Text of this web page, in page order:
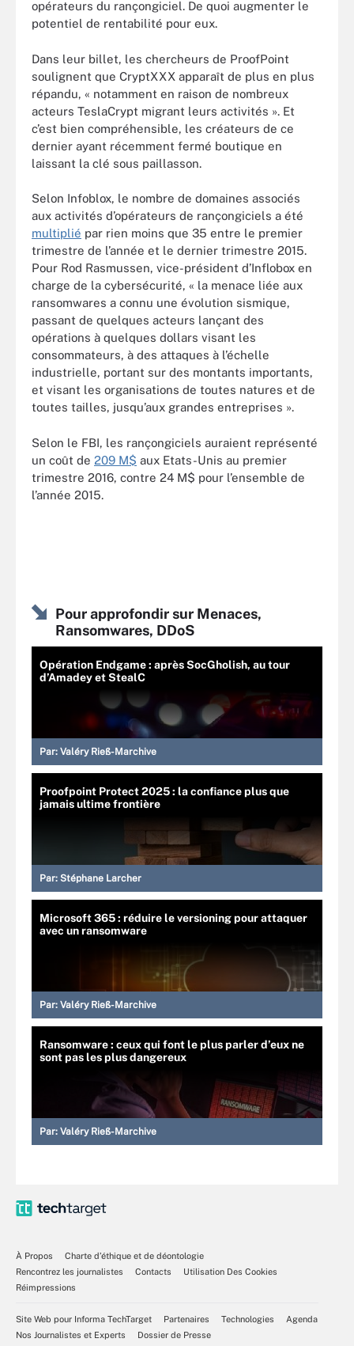
opérateurs du rançongiciel. De quoi augmenter le
potentiel de rentabilité pour eux.
Dans leur billet, les chercheurs de ProofPoint
soulignent que CryptXXX apparaît de plus en plus
répandu, « notamment en raison de nombreux
acteurs TeslaCrypt migrant leurs activités ». Et
c’est bien compréhensible, les créateurs de ce
dernier ayant récemment fermé boutique en
laissant la clé sous paillasson.
Selon Infoblox, le nombre de domaines associés
aux activités d’opérateurs de rançongiciels a été
multiplié par rien moins que 35 entre le premier
trimestre de l’année et le dernier trimestre 2015.
Pour Rod Rasmussen, vice-président d’Inflobox en
charge de la cybersécurité, « la menace liée aux
ransomwares a connu une évolution sismique,
passant de quelques acteurs lançant des
opérations à quelques dollars visant les
consommateurs, à des attaques à l’échelle
industrielle, portant sur des montants importants,
et visant les organisations de toutes natures et de
toutes tailles, jusqu’aux grandes entreprises ».
Selon le FBI, les rançongiciels auraient représenté
un coût de 209 M$ aux Etats-Unis au premier
trimestre 2016, contre 24 M$ pour l’ensemble de
l’année 2015.
Pour approfondir sur Menaces,
Ransomwares, DDoS
Opération Endgame : après SocGholish, au tour
d’Amadey et StealC
Par: Valéry Rieß-Marchive
Proofpoint Protect 2025 : la confiance plus que
jamais ultime frontière
Par: Stéphane Larcher
Microsoft 365 : réduire le versioning pour attaquer
avec un ransomware
Par: Valéry Rieß-Marchive
Ransomware : ceux qui font le plus parler d’eux ne
sont pas les plus dangereux
Par: Valéry Rieß-Marchive
À Propos
Charte d’éthique et de déontologie
Rencontrez les journalistes
Contacts
Utilisation Des Cookies
Réimpressions
Site Web pour Informa TechTarget Partenaires Technologies
Agenda
Nos Journalistes et Experts
Dossier de Presse